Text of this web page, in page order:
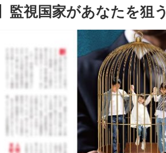
監視国家があなたを狙う